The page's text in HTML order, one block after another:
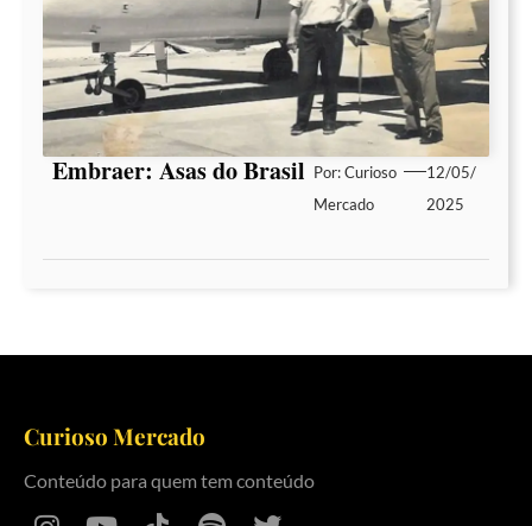
Embraer: Asas do Brasil Por:Curioso
Mercado
12/05/
2025
Curioso Mercado
Conteúdo para quem tem conteúdo